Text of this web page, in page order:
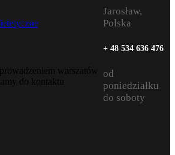
warszatów
do kontaktu
Jarosław,
Polska
+ 48 534 636 476
od
poniedziałku
do soboty